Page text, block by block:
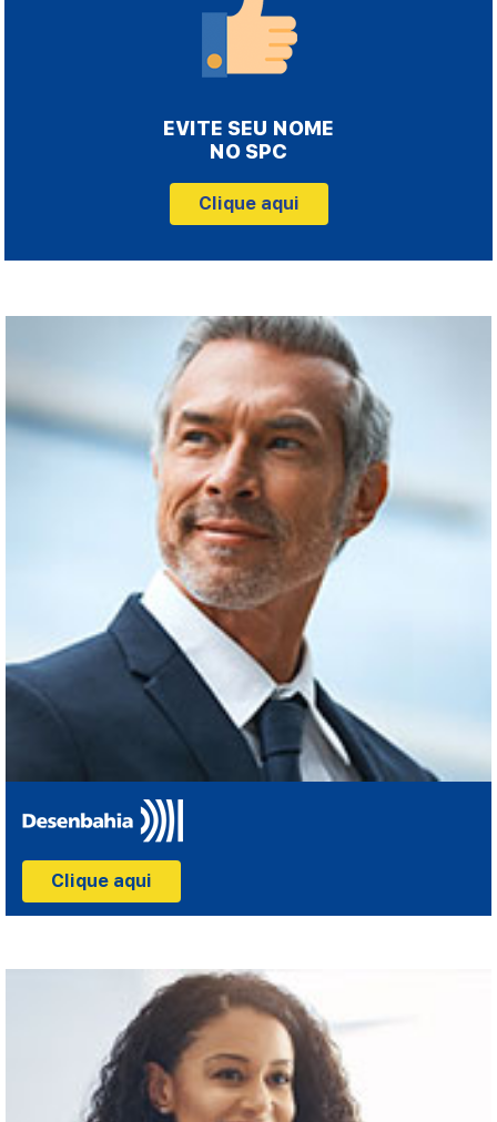
EVITE SEU NOME
NO SPC
Clique aqui
Clique aqui